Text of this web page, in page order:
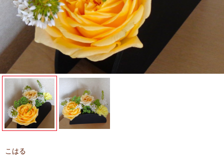
こはる